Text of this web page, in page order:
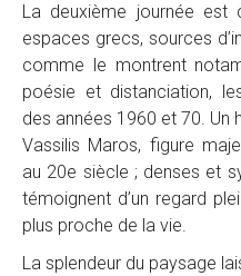
La deuxième journée
espaces grecs, sources
comme le montrent
poésie et distanciation,
des années 1960 et 70. Un
Vassilis Maros, figure
au 20e siècle ; denses et
témoignent d’un regard
plus proche de la vie.
La splendeur du paysage